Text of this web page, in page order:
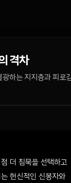
격차
하는 지지층과 피로
더 침묵을 선택하고
헌신적인 신봉자와